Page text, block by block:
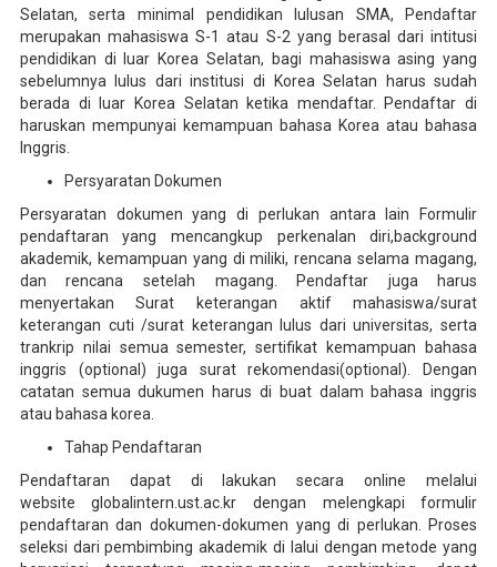
Selatan, serta minimal pendidikan lulusan SMA, Pendaftar
merupakan mahasiswa S-1 atau S-2 yang berasal dari intitusi
pendidikan di luar Korea Selatan, bagi mahasiswa asing yang
sebelumnya lulus dari institusi di Korea Selatan harus sudah
berada di luar Korea Selatan ketika mendaftar. Pendaftar di
haruskan mempunyai kemampuan bahasa Korea atau bahasa
Inggris.
Persyaratan Dokumen
Persyaratan dokumen yang di perlukan antara lain Formulir
pendaftaran yang mencangkup perkenalan diri,background
akademik, kemampuan yang di miliki, rencana selama magang,
dan rencana setelah magang. Pendaftar juga harus
menyertakan Surat keterangan aktif mahasiswa/surat
keterangan cuti /surat keterangan lulus dari universitas, serta
trankrip nilai semua semester, sertifikat kemampuan bahasa
inggris (optional) juga surat rekomendasi(optional). Dengan
catatan semua dukumen harus di buat dalam bahasa inggris
atau bahasa korea.
Tahap Pendaftaran
Pendaftaran dapat di lakukan secara online melalui
website globalintern.ust.ac.kr dengan melengkapi formulir
pendaftaran dan dokumen-dokumen yang di perlukan. Proses
seleksi dari pembimbing akademik di lalui dengan metode yang